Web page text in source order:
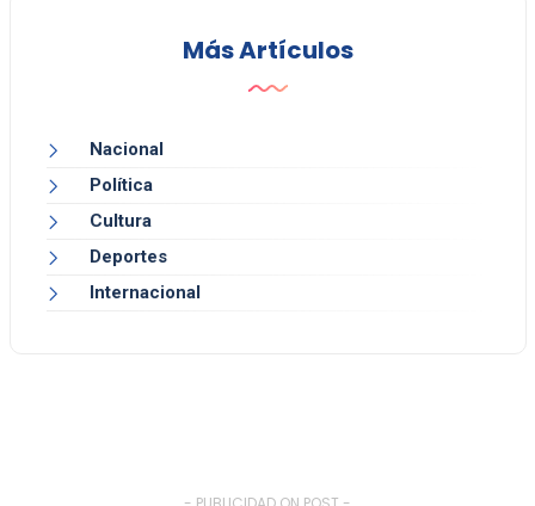
Más Artículos
Nacional
Política
Cultura
Deportes
Internacional